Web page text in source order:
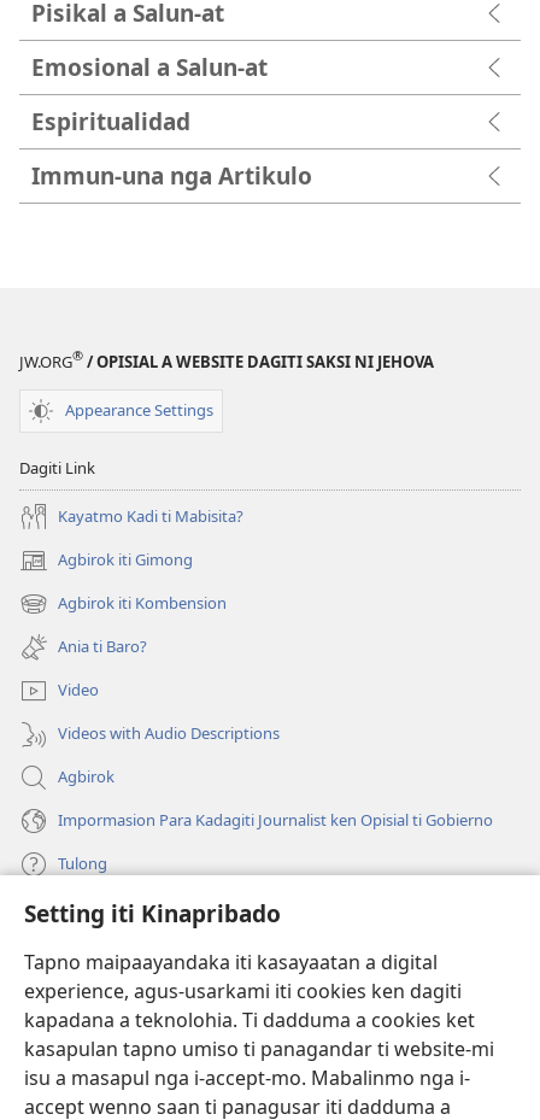
Setting iti Kinapribado
Tapno maipaayandaka iti kasayaatan a digital
experience, agus-usarkami iti cookies ken dagiti
kapadana a teknolohia. Ti dadduma a cookies ket
kasapulan tapno umiso ti panagandar ti website-mi
isu a masapul nga i-accept-mo. Mabalinmo nga i-
accept wenno saan ti panagusar iti dadduma a
Pisikal a Salun-at
Emosional a Salun-at
Espiritualidad
Immun-una nga Artikulo
JW.ORG® / OPISIAL A WEBSITE DAGITI SAKSI NI JEHOVA
Appearance Settings
Dagiti Link
Kayatmo Kadi ti Mabisita?
Agbirok iti Gimong
(manglukat
iti
baro
window)
Agbirok iti Kombension
(manglukat
iti
baro
a
window)
Ania ti Baro?
Video
Videos with Audio Descriptions
Agbirok
Impormasion Para Kadagiti Journalist ken Opisial ti Gobierno
Tulong
Donasion
(manglukat
iti
baro
a
window)
Watchtower ONLINE A LIBRARIA
(manglukat
iti
baro
a
JW Hub ®
(manglukat
iti
baro
JW Library